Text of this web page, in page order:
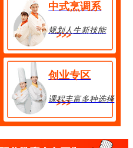
中式烹调系
规划人生新技能
创业专区
课程丰富多种选择